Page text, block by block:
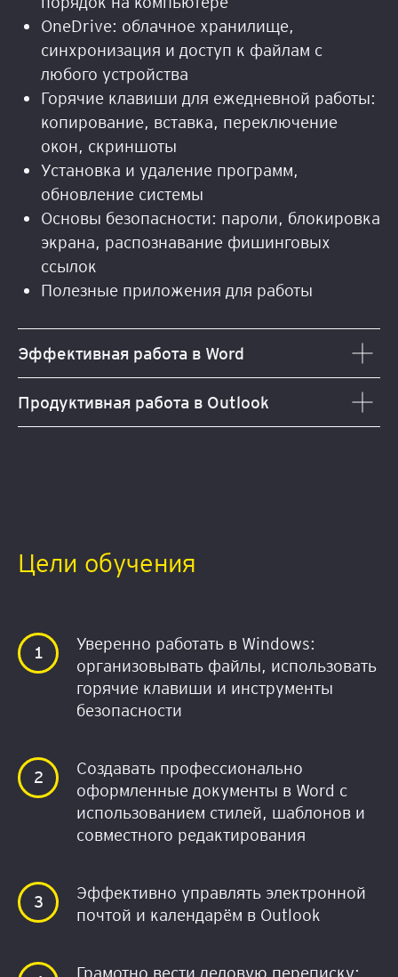
OneDrive: облачное хранилище,
синхронизация и доступ к файлам с
любого устройства
Горячие клавиши для ежедневной работы:
копирование, вставка, переключение
окон, скриншоты
Установка и удаление программ,
обновление системы
Основы безопасности: пароли, блокировка
экрана, распознавание фишинговых
ссылок
Полезные приложения для работы
Эффективная работа в Word
Продуктивная работа в Outlook
Цели обучения
Уверенно работать в Windows:
организовывать файлы, использовать
горячие клавиши и инструменты
безопасности
Создавать профессионально
оформленные документы в Word с
использованием стилей, шаблонов и
совместного редактирования
Эффективно управлять электронной
почтой и календарём в Outlook
Грамотно вести деловую переписку: